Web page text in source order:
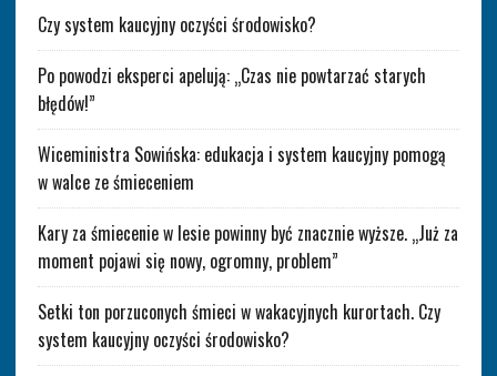
Czy system kaucyjny oczyści środowisko?
Po powodzi eksperci apelują: „Czas nie powtarzać starych
błędów!”
Wiceministra Sowińska: edukacja i system kaucyjny pomogą
w walce ze śmieceniem
Kary za śmiecenie w lesie powinny być znacznie wyższe. „Już za
moment pojawi się nowy, ogromny, problem”
Setki ton porzuconych śmieci w wakacyjnych kurortach. Czy
system kaucyjny oczyści środowisko?